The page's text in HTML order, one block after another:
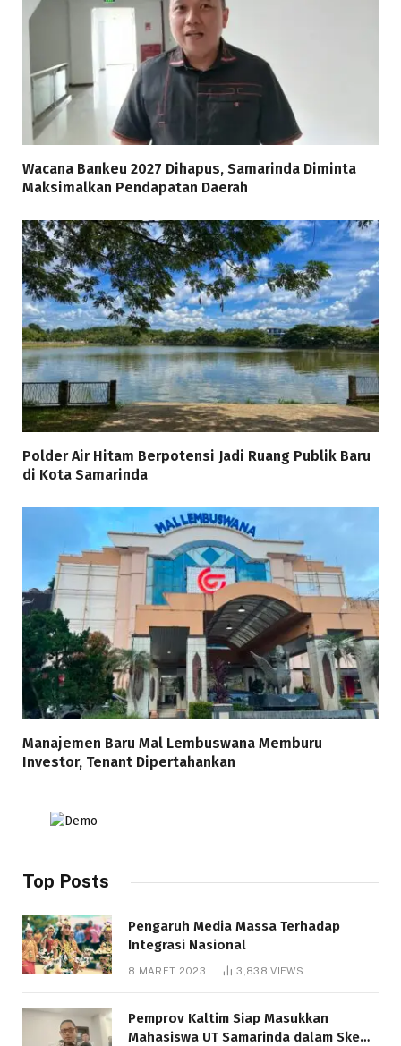
Wacana Bankeu 2027 Dihapus, Samarinda Diminta
Maksimalkan Pendapatan Daerah
Polder Air Hitam Berpotensi Jadi Ruang Publik Baru
di Kota Samarinda
Manajemen Baru Mal Lembuswana Memburu
Investor, Tenant Dipertahankan
Top Posts
Pengaruh Media Massa Terhadap
Integrasi Nasional
8 MARET 2023 3,838VIEWS
Pemprov Kaltim Siap Masukkan
Mahasiswa UT Samarinda dalam Skema